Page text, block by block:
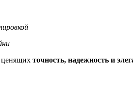
ценящих точность, надежность и